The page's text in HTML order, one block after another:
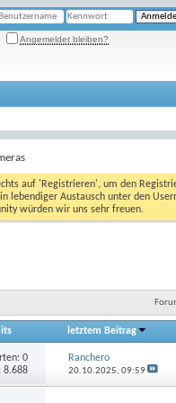
Angemeldet bleiben?
auf 'Registrieren', um den
lebendiger Austausch unter den
würden wir uns sehr freuen.
letztem Beitrag
0
8.688
Ranchero
20.10.2025,09:59